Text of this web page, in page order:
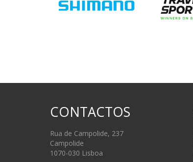
CONTACTOS
Rua de Campolide, 237
Campolide
1070-030 Lisboa